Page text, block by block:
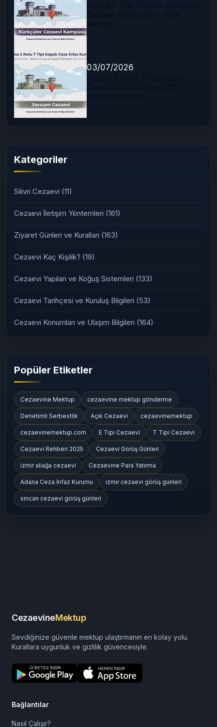
03/07/2026
Kategoriler
Silivri Cezaevi (11)
Cezaevi İletişim Yöntemleri (161)
Ziyaret Günleri ve Kuralları (163)
Cezaevi Kaç Kişilik? (19)
Cezaevi Yapıları ve Koğuş Sistemleri (133)
Cezaevi Tarihçesi ve Kuruluş Bilgileri (53)
Cezaevi Konumları ve Ulaşım Bilgileri (164)
Popüler Etiketler
Cezaevine Mektup cezaevine mektup gönderme
Denetimli Serbestlik Açık Cezaevi cezaevinemektup
cezaevinemektup.com E Tipi Cezaevi T Tipi Cezaevi
Cezaevi Rehberi 2025 Cezaevi Görüş Günleri
izmir aliağa cezaevi Cezaevine Para Yatırma
Adana Ceza İnfaz Kurumu izmir cezaevi görüş günleri
sincan cezaevi görüş günleri
CezaevineMektup
Sevdiğinize güvenle mektup ulaştırmanın en kolay yolu.
Kurallara uygunluk ve gizlilik güvencesiyle.
Bağlantılar
Nasıl Çalışır?